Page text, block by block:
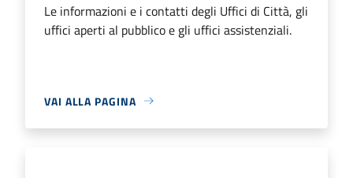
Le informazioni e i contatti degli Uffici di Città, gli
uffici aperti al pubblico e gli uffici assistenziali.
VAI ALLA PAGINA